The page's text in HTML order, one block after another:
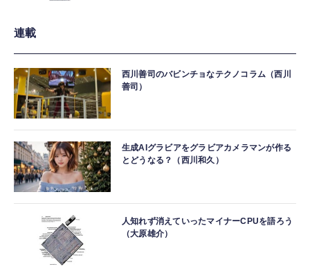
連載
西川善司のバビンチョなテクノコラム（西川
善司）
生成AIグラビアをグラビアカメラマンが作る
とどうなる？（西川和久）
人知れず消えていったマイナーCPUを語ろう
（大原雄介）